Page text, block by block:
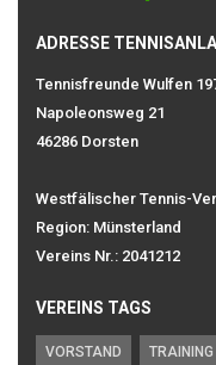
ADRESSE
Tennisfreunde Wulfen
Napoleonsweg 21
46286 Dorsten
Westfälischer Tennis-
Region: Münsterland
Vereins Nr.: 2041212
VEREINS TAGS
VORSTAND TRAINING